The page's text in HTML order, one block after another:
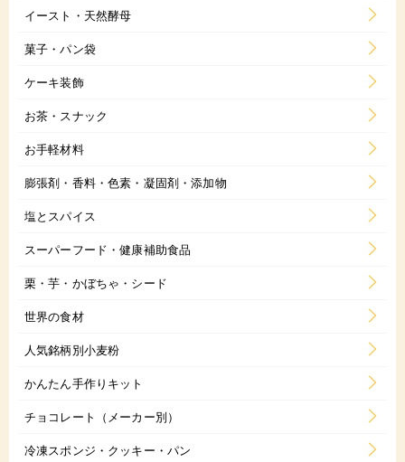
イースト・天然酵母
菓子・パン袋
ケーキ装飾
お茶・スナック
お手軽材料
膨張剤・香料・色素・凝固剤・添加物
塩とスパイス
スーパーフード・健康補助食品
栗・芋・かぼちゃ・シード
世界の食材
人気銘柄別小麦粉
かんたん手作りキット
チョコレート（メーカー別）
冷凍スポンジ・クッキー・パン